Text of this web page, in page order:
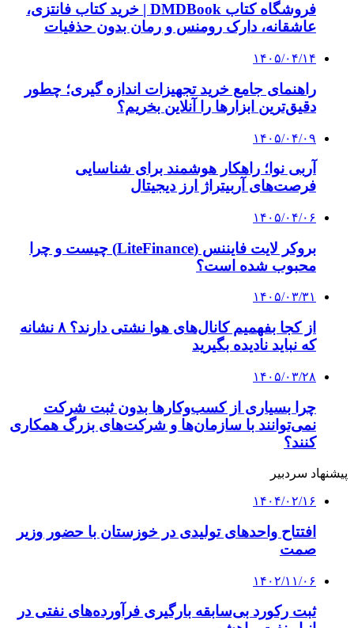
فروشگاه کتاب DMDBook | خرید کتاب فانتزی،
عاشقانه، دارک رومنس و رمان بدون حذفیات
۱۴۰۵/۰۴/۱۴
راهنمای جامع خرید تجهیزات اندازه گیری؛ چطور
دقیق‌ترین ابزارها را آنلاین بخریم؟
۱۴۰۵/۰۴/۰۹
آربی نوا؛ راهکار هوشمند برای شناسایی
فرصت‌های آربیتراژ ارز دیجیتال
۱۴۰۵/۰۴/۰۶
بروکر لایت فایننس (LiteFinance) چیست و چرا
محبوب شده است؟
۱۴۰۵/۰۳/۳۱
از کجا بفهمیم کانال‌های هوا نشتی دارند؟ ۸ نشانه
که نباید نادیده بگیرید
۱۴۰۵/۰۳/۲۸
چرا بسیاری از کسب‌وکارها بدون ثبت شرکت
نمی‌توانند با سازمان‌ها و شرکت‌های بزرگ همکاری
کنند؟
پیشنهاد سردبیر
۱۴۰۴/۰۲/۱۶
افتتاح واحدهای تولیدی در خوزستان با حضور وزیر
صمت
۱۴۰۲/۱۱/۰۶
ثبت رکورد بی‌سابقه بارگیری فرآورده‌های نفتی در